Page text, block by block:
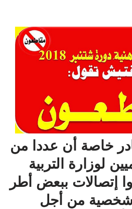
خاصة أن عددا من
لوزارة التربية
إتصالات ببعض أطر
شخصية من أجل